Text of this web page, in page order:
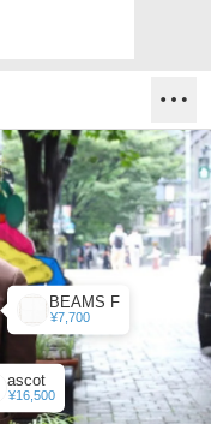
ascot
¥16,500
BEAMS F
¥7,700